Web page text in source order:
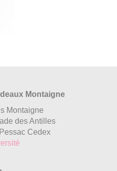
Montaigne
Montaigne
des Antilles
Cedex